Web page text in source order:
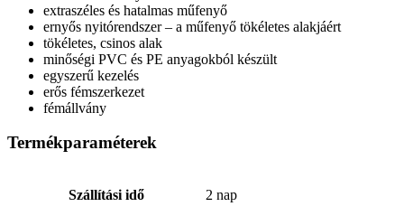
extraszéles és hatalmas műfenyő
ernyős nyitórendszer – a műfenyő tökéletes alakjáért
tökéletes, csinos alak
minőségi PVC és PE anyagokból készült
egyszerű kezelés
erős fémszerkezet
fémállvány
Termékparaméterek
Szállítási idő 2 nap